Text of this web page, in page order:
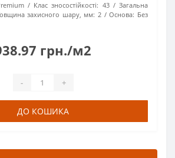
Клас зносостійкості: 43
Загальна
захисного шару, мм: 2 Основа: Без
грн./м2
- +
ДО КОШИКА